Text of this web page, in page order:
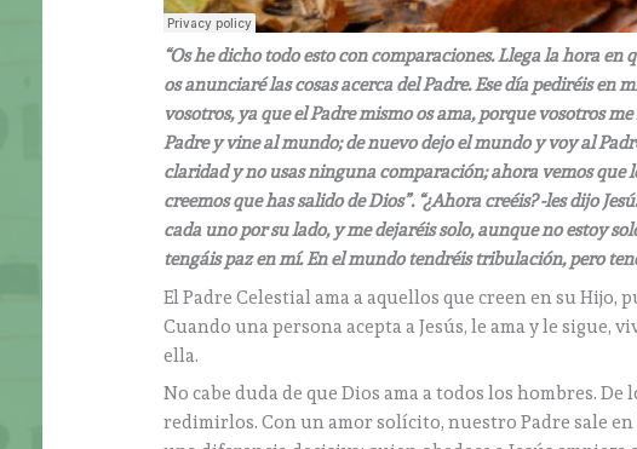
“Os he dicho todo esto con comparaciones. Llega la hora
os anunciaré las cosas acerca del Padre. Ese día pediréis en
vosotros, ya que el Padre mismo os ama, porque vosotros
Padre y vine al mundo; de nuevo dejo el mundo y voy al
claridad y no usas ninguna comparación; ahora vemos que
creemos que has salido de Dios”. “¿Ahora creéis? -les dijo
cada uno por su lado, y me dejaréis solo, aunque no estoy
tengáis paz en mí. En el mundo tendréis tribulación, pero
El Padre Celestial ama a aquellos que creen en su Hijo,
Cuando una persona acepta a Jesús, le ama y le sigue,
ella.
No cabe duda de que Dios ama a todos los hombres.
redimirlos. Con un amor solícito, nuestro Padre sale en